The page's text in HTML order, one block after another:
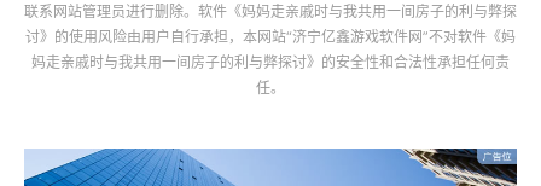
联系网站管理员进行删除。软件 《妈妈走亲戚时与我共用一间房子的利与弊探
讨》 的使用风险由用户自行承担，本网站“济宁亿鑫游戏软件网”不对软件 《妈
妈走亲戚时与我共用一间房子的利与弊探讨》 的安全性和合法性承担任何责
任。